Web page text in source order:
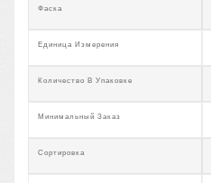
Фаска
Единица Измерения
Количество В Упаковке
Минимальный Заказ
Сортировка